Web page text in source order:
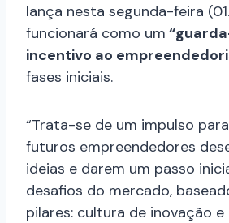
lança nesta segunda-feira
funcionará como um
incentivo ao
fases iniciais.
“Trata-se de um impulso
futuros empreendedores
ideias e darem um passo
desafios do mercado,
pilares: cultura de inovação e